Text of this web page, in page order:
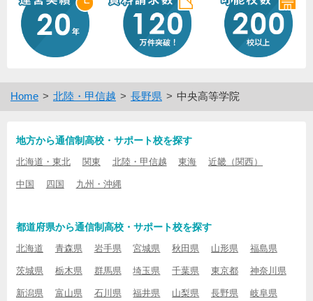
Home 北陸・甲信越 長野県 中央高等学院
地方から通信制高校・サポート校を探す
北海道・東北 関東 北陸・甲信越 東海 近畿（関西）
中国 四国 九州・沖縄
都道府県から通信制高校・サポート校を探す
北海道 青森県 岩手県 宮城県 秋田県 山形県 福島県
茨城県 栃木県 群馬県 埼玉県 千葉県 東京都 神奈川県
新潟県 富山県 石川県 福井県 山梨県 長野県 岐阜県